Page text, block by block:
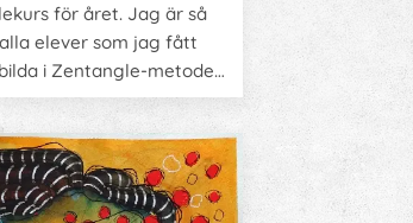
för året. Jag är så
elever som jag fått
i Zentangle-metoden.
roligt och lärorikt och
att ALLA som kan
kan rita tangles!